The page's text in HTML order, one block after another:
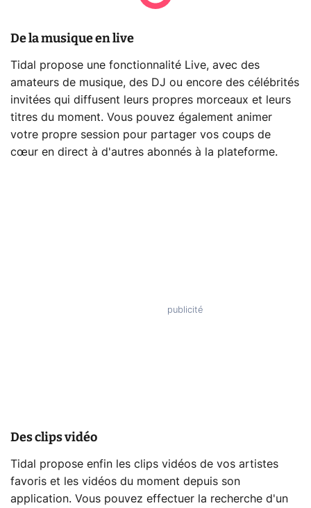
De la musique en live
Tidal propose une fonctionnalité Live, avec des
amateurs de musique, des DJ ou encore des célébrités
invitées qui diffusent leurs propres morceaux et leurs
titres du moment. Vous pouvez également animer
votre propre session pour partager vos coups de
cœur en direct à d'autres abonnés à la plateforme.
Des clips vidéo
Tidal propose enfin les clips vidéos de vos artistes
favoris et les vidéos du moment depuis son
application. Vous pouvez effectuer la recherche d'un